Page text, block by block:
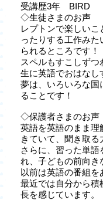
受講歴3年 BIRD
◇生徒さまのお声
レプトンで楽しい
ったりする工作みた
られるところです！
スペルもすこしず
生に英語でおはなし
夢は、いろいろな国
ることです！
◇保護者さまのお声
英語を英語のまま理
きていて、聞き取る
さらに、習った単
れ、子どもの前向き
以前は英語の番組を
最近では自分から積
長を感じています。